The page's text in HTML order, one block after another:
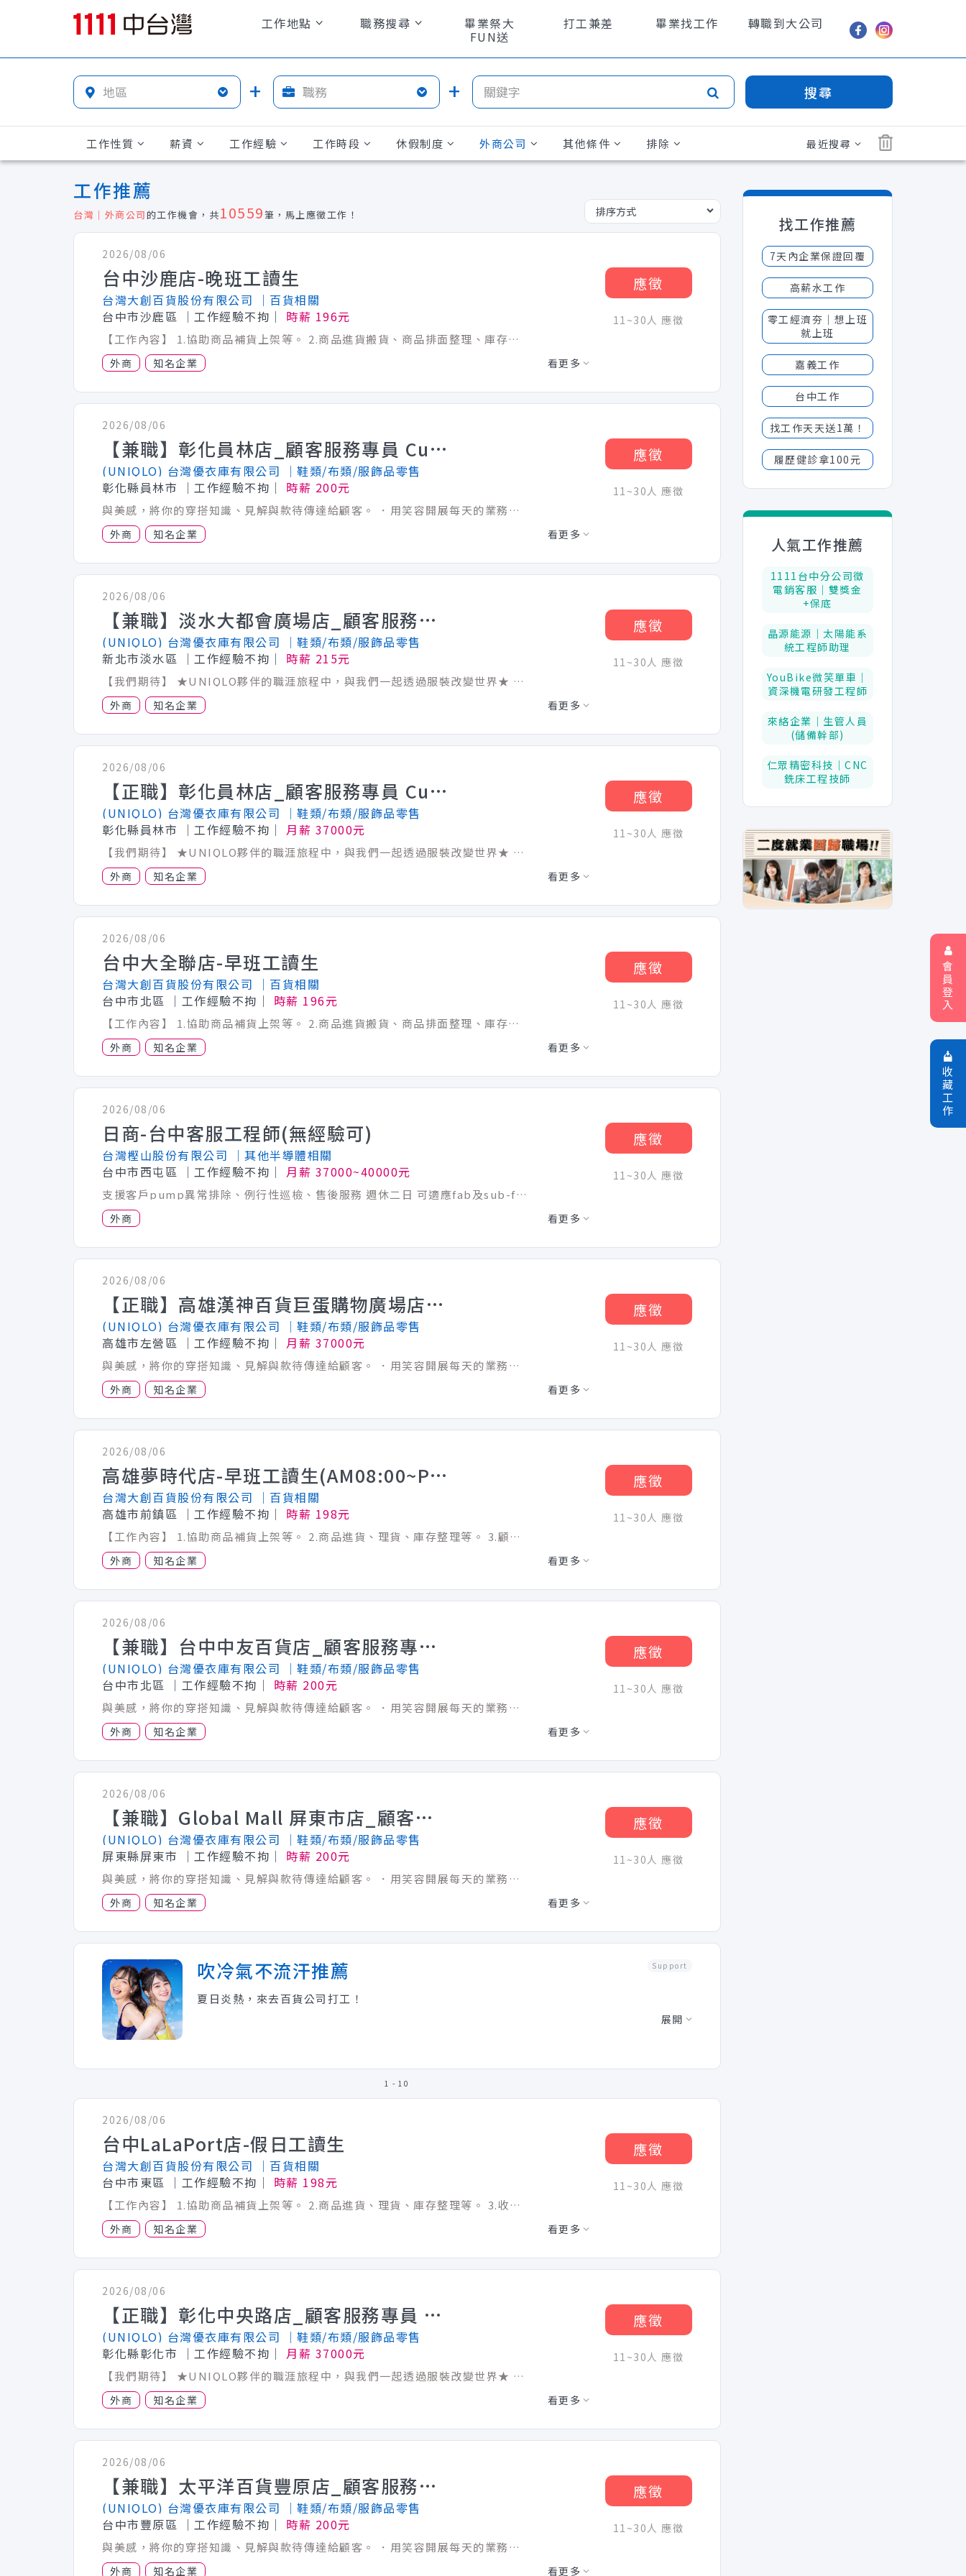
工作地點 職務搜尋 畢業祭大
FUN送
打工兼差 畢業找工作 轉職到大公司
會
員
登
入
收
藏
工
作
搜尋
工作性質 薪資 工作經驗 工作時段 休假制度 外商公司 其他條件 排除 最近搜尋
工作推薦
台灣｜外商公司的工作機會，共10559筆，馬上應徵工作！
2026/08/06
台中沙鹿店-晚班工讀生
台灣大創百貨股份有限公司
│百貨相關
台中市沙鹿區
│工作經驗不拘│ 時薪 196元
【工作內容】 1.協助商品補貨上架等。 2.商品進貨搬貨、商品排面整理、庫存整理等。 3.收銀結帳、售後服務、商品測試、顧客諮詢服務等。 4.賣場環境整理、打掃等。 5.其他主管交代事宜等。 【門市晚班工讀生】 ◆店鋪銷售(接待客人,理貨,補貨,打掃,收銀等) ◆工作時間：晚班17:00-22:30(休息半小時) ◆休假制度：月休8-11天(排休) ◆此職缺為長期工讀，短期勿試
外商 知名企業 看更多
應徵
11~30人 應徵
2026/08/06
【兼職】彰化員林店_顧客服務專員 Customer Advisor-R00000004166278
(UNIQLO) 台灣優衣庫有限公司
│鞋類/布類/服飾品零售
彰化縣員林市
│工作經驗不拘│ 時薪 200元
與美感，將你的穿搭知識、見解與款待傳達給顧客。 ．用笑容開展每天的業務，抱持熱情，勇於持續挑戰與學習。 【工作介紹】_我在UNIQLO的日常與學習 ．顧客接待：商品介紹銷售、收銀台與試衣間應對等顧客服務，用溫暖感動的服務為顧客點亮美好日常！ ．商品整理及門市整潔維護：提供美好的生活場景，讓顧客的每一次光臨都成為一段愉悅的經歷！ ．賣場製作：賣場陳列與設計、display調整，為顧客編織當季穿搭夢想，以吸睛的賣場及穿搭提案抓住顧客的眼球！ ．商品進出貨/上架：確保零缺貨以滿足顧客的help yourself購物體驗！ 【未來升遷發展】_我的未來不是夢 ．無經驗也OK！完整育成計畫、配屬培訓員制度讓你一步步成為LifeWear專業顧問 ．視覺陳列專員、直播主、花專員等不同領域的多元學習機會，豐富你的職涯發展選擇 ．完全實力主義！只要達成階段性指定業務技能標準，一年最多4次調薪機會(調幅15％) ．實習生或兼職員工也有機會於畢業後保留原職級平轉為正職員工 ．透過升遷考核可挑戰晉升管理職，實現派駐海外或調動至總部工作的夢想 【排班及休假】 ．一週工時16小時，需含一天假日8小時排班。 ．遇國定假日出勤雙倍薪資。依法給予對應年資特休。 【薪資獎金】 ★ 兼職時薪：200元 起
外商 知名企業 看更多
應徵
11~30人 應徵
2026/08/06
【兼職】淡水大都會廣場店_顧客服務專員 Customer Advisor-R00000004166233
(UNIQLO) 台灣優衣庫有限公司
│鞋類/布類/服飾品零售
新北市淡水區
│工作經驗不拘│ 時薪 215元
【我們期待】 ★UNIQLO夥伴的職涯旅程中，與我們一起透過服裝改變世界★ ．以專業提供服務，以熱情接待顧客，透過解決他人的需要帶來成就感。 ．享受服裝帶來的價值與美感，將你的穿搭知識、見解與款待傳達給顧客。 ．用笑容開展每天的業務，抱持熱情，勇於持續挑戰與學習。 【工作介紹】_我在UNIQLO的日常與學習 ．顧客接待：商品介紹銷售、收銀台與試衣間應對等顧客服務，用溫暖感動的服務為顧客點亮美好日常！ ．商品整理及門市整潔維護：提供美好的生活場景，讓顧客的每一次光臨都成為一段愉悅的經歷！ ．賣場製作：賣場陳列與設計、display調整，為顧客編織當季穿搭夢想，以吸睛的賣場及穿搭提案抓住顧客的眼球！ ．商品進出貨/上架：確保零缺貨以滿足顧客的help yourself購物體驗！ 【未來升遷發展】_我的未來不是夢 ．無經驗也OK！完整育成計畫、配屬培訓員制度讓你一步步成為LifeWear專業顧問 ．視覺陳列專員、直播主、花專員等不同領域的多元學習機會，豐富你的職涯發展選擇 ．完全實力主義！只要達成階段性指定業務技能標準，一年最多4次調薪機會(調幅15％) ．實習生或兼職員工也有機會於畢業後保留原職級平轉為正職員工 ．透過升遷考核可挑戰晉升管理職，實現派駐海外或調動至總部工作的夢想 【排班及休假】 ．一週工時16小時，需含一天假日8小時排班。 ．遇國定假日出勤雙倍薪資。依法給予對應年資特休。 【薪資獎金】 ★ 兼職時薪：215元 起
外商 知名企業 看更多
應徵
11~30人 應徵
2026/08/06
【正職】彰化員林店_顧客服務專員 Customer Advisor-R00000004166205
(UNIQLO) 台灣優衣庫有限公司
│鞋類/布類/服飾品零售
彰化縣員林市
│工作經驗不拘│ 月薪 37000元
【我們期待】 ★UNIQLO夥伴的職涯旅程中，與我們一起透過服裝改變世界★ ．以專業提供服務，以熱情接待顧客，透過解決他人的需要帶來成就感。 ．享受服裝帶來的價值與美感，將你的穿搭知識、見解與款待傳達給顧客。 ．用笑容開展每天的業務，抱持熱情，勇於持續挑戰與學習。 【工作介紹】_我在UNIQLO的日常與學習 ．顧客接待：商品介紹銷售、收銀台與試衣間應對等顧客服務，用溫暖感動的服務為顧客點亮美好日常！ ．商品整理及門市整潔維護：提供美好的生活場景，讓顧客的每一次光臨都成為一段愉悅的經歷！ ．賣場製作：賣場陳列與設計、display調整，為顧客編織當季穿搭夢想，以吸睛的賣場及穿搭提案抓住顧客的眼球！ ．商品進出貨/上架：確保零缺貨以滿足顧客的help yourself購物體驗！ 【未來升遷發展】_我的未來不是夢 ．無經驗也OK！完整育成計畫、配屬培訓員制度讓你一步步成為LifeWear專業顧問 ．視覺陳列專員、直播主、花專員等不同領域的多元學習機會，豐富你的職涯發展選擇 ．完全實力主義！只要達成階段性指定業務技能標準，一年最多4次調薪機會(調幅15％) ．實習生或兼職員工也有機會於畢業後保留原職級平轉為正職員工 ．透過升遷考核可挑戰晉升管理職，實現派駐海外或調動至總部工作的夢想 【排班及休假】 ．一天工時8小時，並額外安排1.5小時休息時間 ．週休2天(輪班制，休假日為各店調整安排) ．遇國定假日皆可擇日排休。依法給予對應年資特休。 【薪資獎金】 ★ 正職月薪：37,000元 起
外商 知名企業 看更多
應徵
11~30人 應徵
2026/08/06
台中大全聯店-早班工讀生
台灣大創百貨股份有限公司
│百貨相關
台中市北區
│工作經驗不拘│ 時薪 196元
【工作內容】 1.協助商品補貨上架等。 2.商品進貨搬貨、商品排面整理、庫存整理等。 3.收銀結帳、售後服務、商品測試、顧客諮詢服務等。 4.賣場環境整理、打掃等。 5.其他主管交代事宜等。 【門市早班工讀生】 ◆店鋪銷售(接待客人,理貨,補貨,打掃,收銀等) ◆工作時間：早班10:00-17:30(休息一小時) ◆休假制度：月休8-11天(排休) ◆此職缺為長期工讀，短期勿試 ※實際工作時間及排班天數依公司面議為主※
外商 知名企業 看更多
應徵
11~30人 應徵
2026/08/06
日商-台中客服工程師(無經驗可)
台灣樫山股份有限公司
│其他半導體相關
台中市西屯區
│工作經驗不拘│ 月薪 37000~40000元
支援客戶pump異常排除、例行性巡檢、售後服務 週休二日 可適應fab及sub-fab環境、可配合輪值 夜間/假日值班加班 可及時回應客戶需求，有培訓教育訓練無經驗者可。 “本職缺需具備專科以上學歷，歡迎應屆畢業生投遞履歷。” 另有值班津貼、出勤另給ON CALL費、夜間出勤津貼、加班費。 💰 薪資與獎金制度 • 2025年三節獎金實績：端午獎金0.5個月薪資、中秋獎金0.5個月薪資、 年終獎金3個月薪資 • 2025年紅利獎金實績：1.2個月薪資 • 休息日加班費計算優於勞基法 • 年度調薪制度：依市場行情、公司營運與個人績效進行評估調整 （※ 各項獎金視年度盈收狀況調整，領取資格依公告規定） ________________________________________ 🎁 員工福利與補助 • 福委會補助項目： ▸ 生育補助、進修補助、生日禮券 ▸ 國內外員工旅遊（每年實施，行程依當年度公告） • 員工旅遊實績(員工全額免費！)： ▸ 2024年：二選一(芭達雅、清邁)五天四夜 ▸ 2025年：四選一（北海道、科隆島、越南、九州熊本）五天四夜 ▸ 2026年：四選一（菲律賓、馬來西亞、日本、韓國）五天四夜 • 每半年一次部門聚餐，增進團隊向心力 • 年度尾牙晚宴 ________________________________________ ❤️ 員工關懷與保險制度 • 每年提供免費健康檢查 • 健保、勞保與退休金依法提撥 • 生育、結婚、喪葬等多項補助津貼 各項福利補助依當年度福委會公告為主
外商 看更多
應徵
11~30人 應徵
2026/08/06
【正職】高雄漢神百貨巨蛋購物廣場店_顧客服務專員 Customer Advisor-R00000004166172
(UNIQLO) 台灣優衣庫有限公司
│鞋類/布類/服飾品零售
高雄市左營區
│工作經驗不拘│ 月薪 37000元
與美感，將你的穿搭知識、見解與款待傳達給顧客。 ．用笑容開展每天的業務，抱持熱情，勇於持續挑戰與學習。 【工作介紹】_我在UNIQLO的日常與學習 ．顧客接待：商品介紹銷售、收銀台與試衣間應對等顧客服務，用溫暖感動的服務為顧客點亮美好日常！ ．商品整理及門市整潔維護：提供美好的生活場景，讓顧客的每一次光臨都成為一段愉悅的經歷！ ．賣場製作：賣場陳列與設計、display調整，為顧客編織當季穿搭夢想，以吸睛的賣場及穿搭提案抓住顧客的眼球！ ．商品進出貨/上架：確保零缺貨以滿足顧客的help yourself購物體驗！ 【未來升遷發展】_我的未來不是夢 ．無經驗也OK！完整育成計畫、配屬培訓員制度讓你一步步成為LifeWear專業顧問 ．視覺陳列專員、直播主、花專員等不同領域的多元學習機會，豐富你的職涯發展選擇 ．完全實力主義！只要達成階段性指定業務技能標準，一年最多4次調薪機會(調幅15％) ．實習生或兼職員工也有機會於畢業後保留原職級平轉為正職員工 ．透過升遷考核可挑戰晉升管理職，實現派駐海外或調動至總部工作的夢想 【排班及休假】 ．一天工時8小時，並額外安排1.5小時休息時間 ．週休2天(輪班制，休假日為各店調整安排) ．遇國定假日皆可擇日排休。依法給予對應年資特休。 【薪資獎金】 ★ 正職月薪：37,000元 起
外商 知名企業 看更多
應徵
11~30人 應徵
2026/08/06
高雄夢時代店-早班工讀生(AM08:00~PM12:00)
台灣大創百貨股份有限公司
│百貨相關
高雄市前鎮區
│工作經驗不拘│ 時薪 198元
【工作內容】 1.協助商品補貨上架等。 2.商品進貨、理貨、庫存整理等。 3.顧客諮詢服務等。 4.賣場環境整理、打掃等。 5.其他主管交辦事項等工作。 【門市早班工讀生】 ◆工作時間：早班08:00-12:00 ◆休假制度：月休8-11天(排休) ◆此職缺為長期工讀，短期勿試 ※實際工作時間及排班天數依公司面議為主※
外商 知名企業 看更多
應徵
11~30人 應徵
2026/08/06
【兼職】台中中友百貨店_顧客服務專員 Customer Advisor-R00000004166269
(UNIQLO) 台灣優衣庫有限公司
│鞋類/布類/服飾品零售
台中市北區
│工作經驗不拘│ 時薪 200元
與美感，將你的穿搭知識、見解與款待傳達給顧客。 ．用笑容開展每天的業務，抱持熱情，勇於持續挑戰與學習。 【工作介紹】_我在UNIQLO的日常與學習 ．顧客接待：商品介紹銷售、收銀台與試衣間應對等顧客服務，用溫暖感動的服務為顧客點亮美好日常！ ．商品整理及門市整潔維護：提供美好的生活場景，讓顧客的每一次光臨都成為一段愉悅的經歷！ ．賣場製作：賣場陳列與設計、display調整，為顧客編織當季穿搭夢想，以吸睛的賣場及穿搭提案抓住顧客的眼球！ ．商品進出貨/上架：確保零缺貨以滿足顧客的help yourself購物體驗！ 【未來升遷發展】_我的未來不是夢 ．無經驗也OK！完整育成計畫、配屬培訓員制度讓你一步步成為LifeWear專業顧問 ．視覺陳列專員、直播主、花專員等不同領域的多元學習機會，豐富你的職涯發展選擇 ．完全實力主義！只要達成階段性指定業務技能標準，一年最多4次調薪機會(調幅15％) ．實習生或兼職員工也有機會於畢業後保留原職級平轉為正職員工 ．透過升遷考核可挑戰晉升管理職，實現派駐海外或調動至總部工作的夢想 【排班及休假】 ．一週工時16小時，需含一天假日8小時排班。 ．遇國定假日出勤雙倍薪資。依法給予對應年資特休。 【薪資獎金】 ★ 兼職時薪：200元 起
外商 知名企業 看更多
應徵
11~30人 應徵
2026/08/06
【兼職】Global Mall 屏東市店_顧客服務專員 Customer Advisor-R00000004166276
(UNIQLO) 台灣優衣庫有限公司
│鞋類/布類/服飾品零售
屏東縣屏東市
│工作經驗不拘│ 時薪 200元
與美感，將你的穿搭知識、見解與款待傳達給顧客。 ．用笑容開展每天的業務，抱持熱情，勇於持續挑戰與學習。 【工作介紹】_我在UNIQLO的日常與學習 ．顧客接待：商品介紹銷售、收銀台與試衣間應對等顧客服務，用溫暖感動的服務為顧客點亮美好日常！ ．商品整理及門市整潔維護：提供美好的生活場景，讓顧客的每一次光臨都成為一段愉悅的經歷！ ．賣場製作：賣場陳列與設計、display調整，為顧客編織當季穿搭夢想，以吸睛的賣場及穿搭提案抓住顧客的眼球！ ．商品進出貨/上架：確保零缺貨以滿足顧客的help yourself購物體驗！ 【未來升遷發展】_我的未來不是夢 ．無經驗也OK！完整育成計畫、配屬培訓員制度讓你一步步成為LifeWear專業顧問 ．視覺陳列專員、直播主、花專員等不同領域的多元學習機會，豐富你的職涯發展選擇 ．完全實力主義！只要達成階段性指定業務技能標準，一年最多4次調薪機會(調幅15％) ．實習生或兼職員工也有機會於畢業後保留原職級平轉為正職員工 ．透過升遷考核可挑戰晉升管理職，實現派駐海外或調動至總部工作的夢想 【排班及休假】 ．一週工時16小時，需含一天假日8小時排班。 ．遇國定假日出勤雙倍薪資。依法給予對應年資特休。 【薪資獎金】 ★ 兼職時薪：200元 起
外商 知名企業 看更多
應徵
11~30人 應徵
吹冷氣不流汗推薦
夏日炎熱，來去百貨公司打工！
展開
Support
1 - 10
2026/08/06
台中LaLaPort店-假日工讀生
台灣大創百貨股份有限公司
│百貨相關
台中市東區
│工作經驗不拘│ 時薪 198元
【工作內容】 1.協助商品補貨上架等。 2.商品進貨、理貨、庫存整理等。 3.收銀結帳、售後服務、商品測試、顧客諮詢服務等。 4.賣場環境整理、打掃等。 5.其他主管交代事宜等。 【門市假日工讀生】 ◆店鋪銷售(接待客人,理貨,補貨,打掃,收銀等) ◆工作時間：晚班12:00-21:00(休息一小時) ◆工作日期：每星期的六、日及國定假日 ◆此職缺為長期工讀，短期勿試
外商 知名企業 看更多
應徵
11~30人 應徵
2026/08/06
【正職】彰化中央路店_顧客服務專員 Customer Advisor-R00000004166186
(UNIQLO) 台灣優衣庫有限公司
│鞋類/布類/服飾品零售
彰化縣彰化市
│工作經驗不拘│ 月薪 37000元
【我們期待】 ★UNIQLO夥伴的職涯旅程中，與我們一起透過服裝改變世界★ ．以專業提供服務，以熱情接待顧客，透過解決他人的需要帶來成就感。 ．享受服裝帶來的價值與美感，將你的穿搭知識、見解與款待傳達給顧客。 ．用笑容開展每天的業務，抱持熱情，勇於持續挑戰與學習。 【工作介紹】_我在UNIQLO的日常與學習 ．顧客接待：商品介紹銷售、收銀台與試衣間應對等顧客服務，用溫暖感動的服務為顧客點亮美好日常！ ．商品整理及門市整潔維護：提供美好的生活場景，讓顧客的每一次光臨都成為一段愉悅的經歷！ ．賣場製作：賣場陳列與設計、display調整，為顧客編織當季穿搭夢想，以吸睛的賣場及穿搭提案抓住顧客的眼球！ ．商品進出貨/上架：確保零缺貨以滿足顧客的help yourself購物體驗！ 【未來升遷發展】_我的未來不是夢 ．無經驗也OK！完整育成計畫、配屬培訓員制度讓你一步步成為LifeWear專業顧問 ．視覺陳列專員、直播主、花專員等不同領域的多元學習機會，豐富你的職涯發展選擇 ．完全實力主義！只要達成階段性指定業務技能標準，一年最多4次調薪機會(調幅15％) ．實習生或兼職員工也有機會於畢業後保留原職級平轉為正職員工 ．透過升遷考核可挑戰晉升管理職，實現派駐海外或調動至總部工作的夢想 【排班及休假】 ．一天工時8小時，並額外安排1.5小時休息時間 ．週休2天(輪班制，休假日為各店調整安排) ．遇國定假日皆可擇日排休。依法給予對應年資特休。 【薪資獎金】 ★ 正職月薪：37,000元 起
外商 知名企業 看更多
應徵
11~30人 應徵
2026/08/06
【兼職】太平洋百貨豐原店_顧客服務專員 Customer Advisor-R00000004166255
(UNIQLO) 台灣優衣庫有限公司
│鞋類/布類/服飾品零售
台中市豐原區
│工作經驗不拘│ 時薪 200元
與美感，將你的穿搭知識、見解與款待傳達給顧客。 ．用笑容開展每天的業務，抱持熱情，勇於持續挑戰與學習。 【工作介紹】_我在UNIQLO的日常與學習 ．顧客接待：商品介紹銷售、收銀台與試衣間應對等顧客服務，用溫暖感動的服務為顧客點亮美好日常！ ．商品整理及門市整潔維護：提供美好的生活場景，讓顧客的每一次光臨都成為一段愉悅的經歷！ ．賣場製作：賣場陳列與設計、display調整，為顧客編織當季穿搭夢想，以吸睛的賣場及穿搭提案抓住顧客的眼球！ ．商品進出貨/上架：確保零缺貨以滿足顧客的help yourself購物體驗！ 【未來升遷發展】_我的未來不是夢 ．無經驗也OK！完整育成計畫、配屬培訓員制度讓你一步步成為LifeWear專業顧問 ．視覺陳列專員、直播主、花專員等不同領域的多元學習機會，豐富你的職涯發展選擇 ．完全實力主義！只要達成階段性指定業務技能標準，一年最多4次調薪機會(調幅15％) ．實習生或兼職員工也有機會於畢業後保留原職級平轉為正職員工 ．透過升遷考核可挑戰晉升管理職，實現派駐海外或調動至總部工作的夢想 【排班及休假】 ．一週工時16小時，需含一天假日8小時排班。 ．遇國定假日出勤雙倍薪資。依法給予對應年資特休。 【薪資獎金】 ★ 兼職時薪：200元 起
外商 知名企業 看更多
應徵
11~30人 應徵
找工作推薦
7天內企業保證回覆
高薪水工作
零工經濟夯│想上班
就上班
嘉義工作
台中工作
找工作天天送1萬！
履歷健診拿100元
人氣工作推薦
1111台中分公司徵
電銷客服│雙獎金
+保底
晶源能源｜太陽能系
統工程師助理
YouBike微笑單車｜
資深機電研發工程師
來絡企業｜生管人員
(儲備幹部)
仁眾精密科技｜CNC
銑床工程技師